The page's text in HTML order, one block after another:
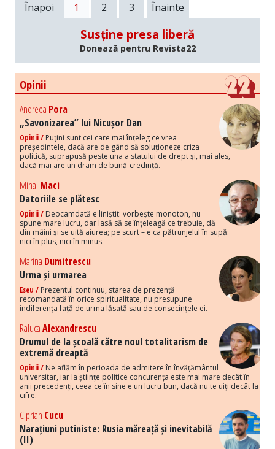
Înapoi 1 2 3 Înainte
Susține presa liberă
Donează pentru Revista22
Opinii
Andreea Pora
„Savonizarea” lui Nicușor Dan
Opinii / Puțini sunt cei care mai înțeleg ce vrea
președintele, dacă are de gând să soluționeze criza
politică, suprapusă peste una a statului de drept și, mai ales,
dacă mai are un dram de bună-credință.
Mihai Maci
Datoriile se plătesc
Opinii / Deocamdată e liniștit: vorbește monoton, nu
spune mare lucru, dar lasă să se înțeleagă ce trebuie, dă
din mâini și se uită aiurea; pe scurt – e ca pătrunjelul în supă:
nici în plus, nici în minus.
Marina Dumitrescu
Urma și urmarea
Eseu / Prezentul continuu, starea de prezență
recomandată în orice spiritualitate, nu presupune
indiferența față de urma lăsată sau de consecințele ei.
RalucaAlexandrescu
Drumul de la școală către noul totalitarism de
extremă dreaptă
Opinii / Ne aflăm în perioada de admitere în învățământul
universitar, iar la științe politice concurența este mai mare decât în
anii precedenți, ceea ce în sine e un lucru bun, dacă nu te uiți decât la
cifre.
Ciprian Cucu
Narațiuni putiniste: Rusia măreață și inevitabilă
(II)